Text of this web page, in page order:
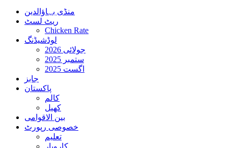
منڈی بہاؤالدین
ریٹ لسٹ
Chicken Rate
لوڈشیڈنگ
جولائی 2026
ستمبر 2025
اگست 2025
جابز
پاکستان
کالم
کھیل
بین الاقوامی
خصوصی رپورٹ
تعلیم
کاروبار